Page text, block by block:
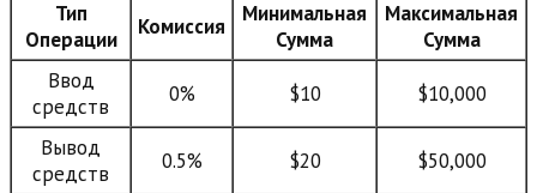
Тип
Операции
Комиссия
Минимальная
Сумма
Максимальная
Сумма
Ввод
средств
0% $10 $10,000
Вывод
средств
0.5% $20 $50,000